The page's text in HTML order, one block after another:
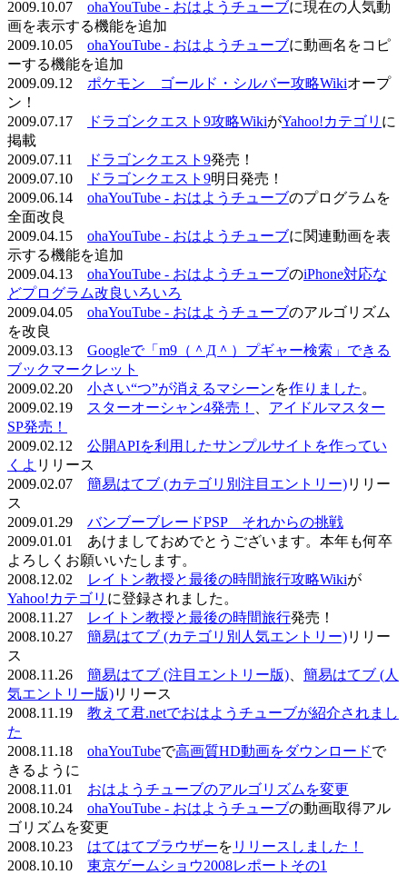
2009.10.07 ohaYouTube - おはようチューブに現在の人気動
画を表示する機能を追加
2009.10.05 ohaYouTube - おはようチューブに動画名をコピ
ーする機能を追加
2009.09.12 ポケモン ゴールド・シルバー攻略Wikiオープ
ン！
2009.07.17
ドラゴンクエスト9攻略WikiがYahoo!カテゴリ に
掲載
2009.07.11
ドラゴンクエスト9発売！
2009.07.10
ドラゴンクエスト9明日発売！
2009.06.14 ohaYouTube - おはようチューブのプログラムを
全面改良
2009.04.15 ohaYouTube - おはようチューブに関連動画を表
示する機能を追加
2009.04.13 ohaYouTube - おはようチューブのiPhone対応な
どプログラム改良いろいろ
2009.04.05 ohaYouTube - おはようチューブのアルゴリズム
を改良
2009.03.13 Googleで「m9（＾Д＾）プギャー検索」できる
ブックマークレット
2009.02.20 小さい“つ”が消えるマシーンを作りました 。
2009.02.19
スターオーシャン4発売！
アイドルマスター
SP発売！
2009.02.12 公開APIを利用したサンプルサイトを作ってい
くよ リリース
2009.02.07 簡易はてブ (カテゴリ別注目エントリー)リリー
ス
2009.01.29 バンブーブレードPSP それからの挑戦
2009.01.01 あけましておめでとうございます。本年も何卒
よろしくお願いいたします。
2008.12.02
レイトン教授と最後の時間旅行攻略Wikiが
Yahoo!カテゴリ に登録されました。
2008.11.27
レイトン教授と最後の時間旅行発売！
2008.10.27 簡易はてブ (カテゴリ別人気エントリー)リリー
ス
2008.11.26 簡易はてブ (注目エントリー版)
簡易はてブ (人
気エントリー版)リリース
2008.11.19 教えて君.netでおはようチューブが紹介されまし
た
2008.11.18 ohaYouTubeで高画質HD動画をダウンロードで
きるように
2008.11.01 おはようチューブのアルゴリズムを変更
2008.10.24 ohaYouTube - おはようチューブの動画取得アル
ゴリズムを変更
2008.10.23 はてはてブラウザーを リリースしました！
2008.10.10 東京ゲームショウ2008レポートその1